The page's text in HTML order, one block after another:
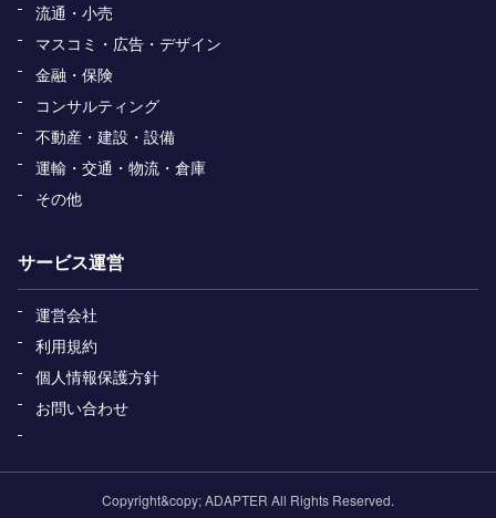
流通・小売
マスコミ・広告・デザイン
金融・保険
コンサルティング
不動産・建設・設備
運輸・交通・物流・倉庫
その他
サービス運営
運営会社
利用規約
個人情報保護方針
お問い合わせ
Copyright&copy; ADAPTER All Rights Reserved.